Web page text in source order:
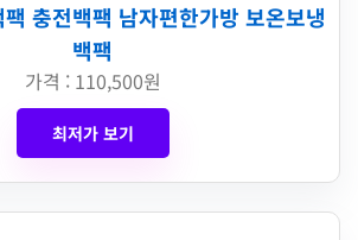
충전백팩 남자편한가방 보온보냉
백팩
가격 : 110,500원
최저가 보기